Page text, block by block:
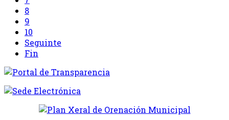
8
9
10
Seguinte
Fin